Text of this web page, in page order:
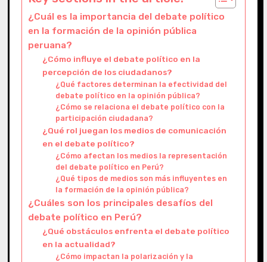
¿Cuál es la importancia del debate político
en la formación de la opinión pública
peruana?
¿Cómo influye el debate político en la
percepción de los ciudadanos?
¿Qué factores determinan la efectividad del
debate político en la opinión pública?
¿Cómo se relaciona el debate político con la
participación ciudadana?
¿Qué rol juegan los medios de comunicación
en el debate político?
¿Cómo afectan los medios la representación
del debate político en Perú?
¿Qué tipos de medios son más influyentes en
la formación de la opinión pública?
¿Cuáles son los principales desafíos del
debate político en Perú?
¿Qué obstáculos enfrenta el debate político
en la actualidad?
¿Cómo impactan la polarización y la